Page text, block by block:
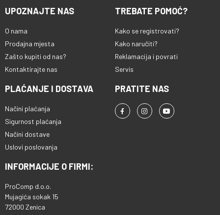
UPOZNAJTE NAS
O nama
Prodajna mjesta
Zašto kupiti od nas?
Kontaktirajte nas
TREBATE POMOĆ?
Kako se registrovati?
Kako naručiti?
Reklamacija i povrati
Servis
PLAĆANJE I DOSTAVA
Načini plaćanja
Sigurnost plaćanja
Načini dostave
Uslovi poslovanja
PRATITE NAS
INFORMACIJE O FIRMI:
ProComp d.o.o.
Mujagića sokak 15
72000 Zenica